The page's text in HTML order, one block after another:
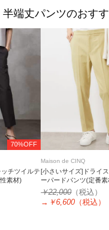
半端丈パンツのおす
70%OFF
チツイルテ
素材)
Maison de CINQ
[小さいサイズ]ドライ
ーパードパンツ(定番素
￥22,000（税込）
→ ￥6,600 （税込）